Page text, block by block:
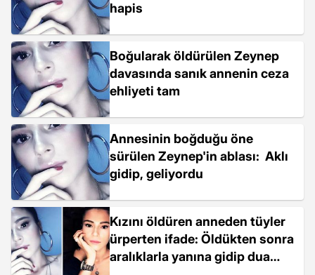
hapis
Boğularak öldürülen Zeynep
davasında sanık annenin ceza
ehliyeti tam
Annesinin boğduğu öne
sürülen Zeynep'in ablası: Aklı
gidip, geliyordu
Kızını öldüren anneden tüyler
ürperten ifade: Öldükten sonra
aralıklarla yanına gidip dua